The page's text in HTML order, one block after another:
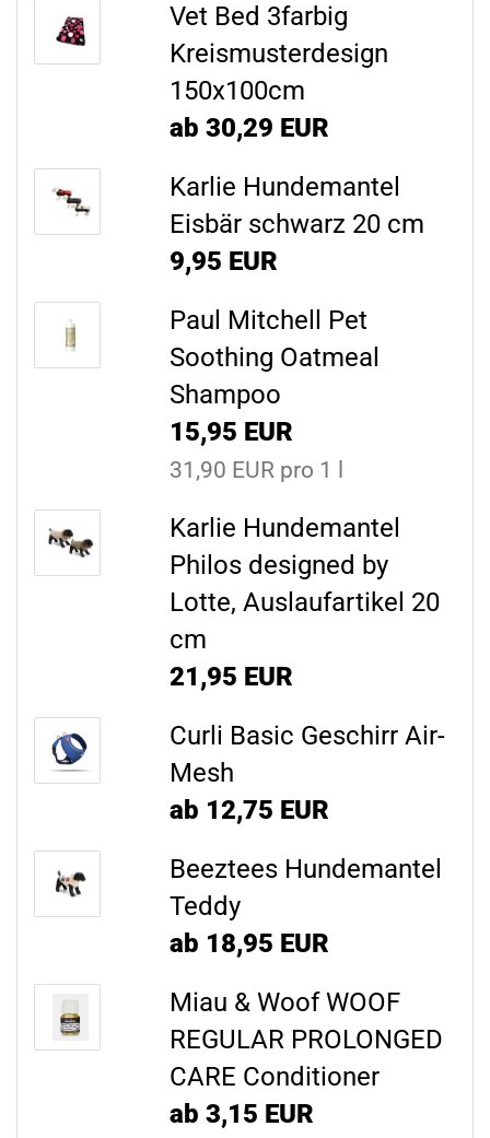
Vet Bed 3farbig
Kreismusterdesign
150x100cm
ab 30,29 EUR
Karlie Hundemantel
Eisbär schwarz 20 cm
9,95 EUR
Paul Mitchell Pet
Soothing Oatmeal
Shampoo
15,95 EUR
31,90 EUR pro 1 l
Karlie Hundemantel
Philos designed by
Lotte, Auslaufartikel 20
cm
21,95 EUR
Curli Basic Geschirr Air-
Mesh
ab 12,75 EUR
Beeztees Hundemantel
Teddy
ab 18,95 EUR
Miau & Woof WOOF
REGULAR PROLONGED
CARE Conditioner
ab 3,15 EUR